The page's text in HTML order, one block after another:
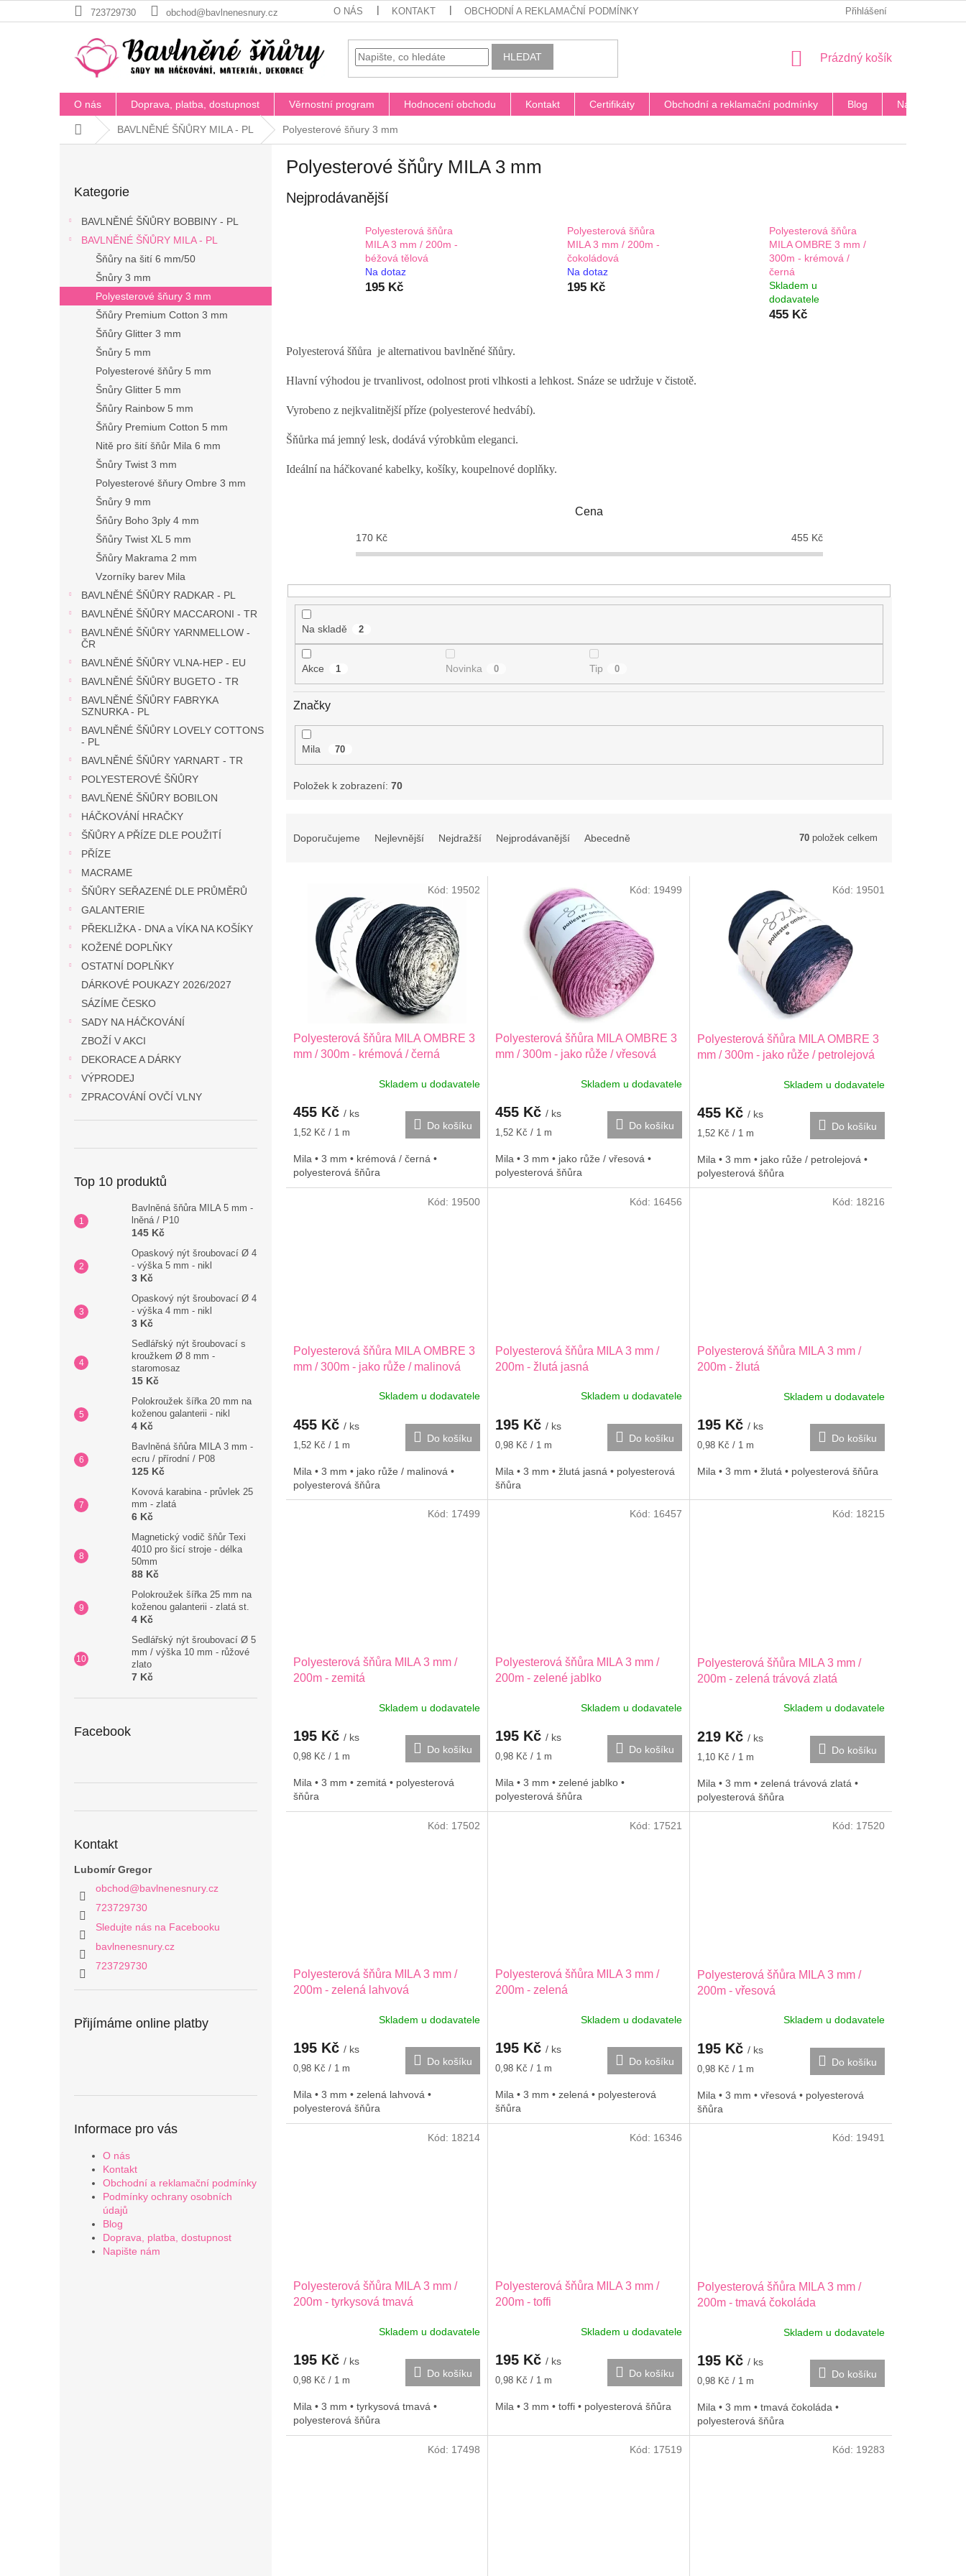
na
723729730 obchod@bavlnenesnury.cz O NÁS KONTAKT OBCHODNÍ A REKLAMAČNÍ PODMÍNKY PODMÍNKY OCHRANY OSOBNÍCH ÚDAJŮ BLOG
Přihlášení
HLEDAT
NÁKUPNÍ
Prázdný košík
O nás Doprava, platba, dostupnost Věrnostní program Hodnocení obchodu Kontakt Certifikáty Obchodní a reklamační podmínky Blog Napište nám
Domů BAVLNĚNÉ ŠŇŮRY MILA - PL Polyesterové šňury 3 mm
a
kategorie
Kategorie
BAVLNĚNÉ ŠŇŮRY BOBBINY - PL
BAVLNĚNÉ ŠŇŮRY MILA - PL
Šňůry na šití 6 mm/50
Šnůry 3 mm
Polyesterové šňury 3 mm
Šňůry Premium Cotton 3 mm
Šňůry Glitter 3 mm
Šnůry 5 mm
Polyesterové šňůry 5 mm
Šnůry Glitter 5 mm
Šňůry Rainbow 5 mm
Šňůry Premium Cotton 5 mm
Nitě pro šití šňůr Mila 6 mm
Šnůry Twist 3 mm
Polyesterové šňury Ombre 3 mm
Šnůry 9 mm
Šňůry Boho 3ply 4 mm
Šňůry Twist XL 5 mm
Šňůry Makrama 2 mm
Vzorníky barev Mila
BAVLNĚNÉ ŠŇŮRY RADKAR - PL
BAVLNĚNÉ ŠŇŮRY MACCARONI - TR
BAVLNĚNÉ ŠŇŮRY YARNMELLOW -
ČR
BAVLNĚNÉ ŠŇŮRY VLNA-HEP - EU
BAVLNĚNÉ ŠŇŮRY BUGETO - TR
BAVLNĚNÉ ŠŇŮRY FABRYKA
SZNURKA - PL
BAVLNĚNÉ ŠŇŮRY LOVELY COTTONS
- PL
BAVLNĚNÉ ŠŇŮRY YARNART - TR
POLYESTEROVÉ ŠŇŮRY
BAVLŇENÉ ŠŇŮRY BOBILON
HÁČKOVÁNÍ HRAČKY
ŠŇŮRY A PŘÍZE DLE POUŽITÍ
PŘÍZE
MACRAME
ŠŇŮRY SEŘAZENÉ DLE PRŮMĚRŮ
GALANTERIE
PŘEKLIŽKA - DNA a VÍKA NA KOŠÍKY
KOŽENÉ DOPLŇKY
OSTATNÍ DOPLŇKY
DÁRKOVÉ POUKAZY 2026/2027
SÁZÍME ČESKO
SADY NA HÁČKOVÁNÍ
ZBOŽÍ V AKCI
DEKORACE A DÁRKY
VÝPRODEJ
ZPRACOVÁNÍ OVČÍ VLNY
Top 10 produktů
Bavlněná šňůra MILA 5 mm -
lněná / P10
145 Kč
Opaskový nýt šroubovací Ø 4
- výška 5 mm - nikl
3 Kč
Opaskový nýt šroubovací Ø 4
- výška 4 mm - nikl
3 Kč
Sedlářský nýt šroubovací s
kroužkem Ø 8 mm -
staromosaz
15 Kč
Polokroužek šířka 20 mm na
koženou galanterii - nikl
4 Kč
Bavlněná šňůra MILA 3 mm -
ecru / přírodní / P08
125 Kč
Kovová karabina - průvlek 25
mm - zlatá
6 Kč
Magnetický vodič šňůr Texi
4010 pro šicí stroje - délka
50mm
88 Kč
Polokroužek šířka 25 mm na
koženou galanterii - zlatá st.
4 Kč
Sedlářský nýt šroubovací Ø 5
mm / výška 10 mm - růžové
zlato
7 Kč
Facebook
Kontakt
Lubomír Gregor
obchod@bavlnenesnury.cz
723729730
Sledujte nás na Facebooku
bavlnenesnury.cz
723729730
Přijímáme online platby
Informace pro vás
O nás
Kontakt
Obchodní a reklamační podmínky
Podmínky ochrany osobních
údajů
Blog
Doprava, platba, dostupnost
Napište nám
Polyesterové šňůry MILA 3 mm
Nejprodávanější
Polyesterová šňůra
MILA 3 mm / 200m -
béžová tělová
Na dotaz
195 Kč
Polyesterová šňůra
MILA 3 mm / 200m -
čokoládová
Na dotaz
195 Kč
Polyesterová šňůra
MILA OMBRE 3 mm /
300m - krémová /
černá
Skladem u
dodavatele
455 Kč
Polyesterová šňůra je alternativou bavlněné šňůry.
Hlavní výhodou je trvanlivost, odolnost proti vlhkosti a lehkost. Snáze se udržuje v čistotě.
Vyrobeno z nejkvalitnější příze (polyesterové hedvábí).
Šňůrka má jemný lesk, dodává výrobkům eleganci.
Ideální na háčkované kabelky, košíky, koupelnové doplňky.
Cena
170Kč 455 Kč
Na skladě 2
Akce 1 Novinka 0 Tip 0
Značky
Mila 70
Položek k zobrazení: 70
Doporučujeme Nejlevnější Nejdražší Nejprodávanější Abecedně 70 položek celkem
Polyesterová šňůra MILA OMBRE 3
mm / 300m - krémová / černá
Skladem u dodavatele
455 Kč / ks
Měrná
1,52 Kč / 1 m
Do košíku
Mila • 3 mm • krémová / černá •
polyesterová šňůra
Kód: 19502
Polyesterová šňůra MILA OMBRE 3
mm / 300m - jako růže / vřesová
Skladem u dodavatele
455 Kč / ks
Měrná
1,52 Kč / 1 m
Do košíku
Mila • 3 mm • jako růže / vřesová •
polyesterová šňůra
Kód: 19499
Polyesterová šňůra MILA OMBRE 3
mm / 300m - jako růže / petrolejová
Skladem u dodavatele
455 Kč / ks
Měrná
1,52 Kč / 1 m
Do košíku
Mila • 3 mm • jako růže / petrolejová •
polyesterová šňůra
Kód: 19501
Polyesterová šňůra MILA OMBRE 3
mm / 300m - jako růže / malinová
Skladem u dodavatele
455 Kč / ks
Měrná
1,52 Kč / 1 m
Do košíku
Mila • 3 mm • jako růže / malinová •
polyesterová šňůra
Kód: 19500
Polyesterová šňůra MILA 3 mm /
200m - žlutá jasná
Skladem u dodavatele
195 Kč / ks
Měrná
0,98 Kč / 1 m
Do košíku
Mila • 3 mm • žlutá jasná • polyesterová
šňůra
Kód: 16456
Polyesterová šňůra MILA 3 mm /
200m - žlutá
Skladem u dodavatele
195 Kč / ks
Měrná
0,98 Kč / 1 m
Do košíku
Mila • 3 mm • žlutá • polyesterová šňůra
Kód: 18216
Polyesterová šňůra MILA 3 mm /
200m - zemitá
Skladem u dodavatele
195 Kč / ks
Měrná
0,98 Kč / 1 m
Do košíku
Mila • 3 mm • zemitá • polyesterová
šňůra
Kód: 17499
Polyesterová šňůra MILA 3 mm /
200m - zelené jablko
Skladem u dodavatele
195 Kč / ks
Měrná
0,98 Kč / 1 m
Do košíku
Mila • 3 mm • zelené jablko •
polyesterová šňůra
Kód: 16457
Polyesterová šňůra MILA 3 mm /
200m - zelená trávová zlatá
Skladem u dodavatele
219 Kč / ks
Měrná
1,10 Kč / 1 m
Do košíku
Mila • 3 mm • zelená trávová zlatá •
polyesterová šňůra
Kód: 18215
Polyesterová šňůra MILA 3 mm /
200m - zelená lahvová
Skladem u dodavatele
195 Kč / ks
Měrná
0,98 Kč / 1 m
Do košíku
Mila • 3 mm • zelená lahvová •
polyesterová šňůra
Kód: 17502
Polyesterová šňůra MILA 3 mm /
200m - zelená
Skladem u dodavatele
195 Kč / ks
Měrná
0,98 Kč / 1 m
Do košíku
Mila • 3 mm • zelená • polyesterová
šňůra
Kód: 17521
Polyesterová šňůra MILA 3 mm /
200m - vřesová
Skladem u dodavatele
195 Kč / ks
Měrná
0,98 Kč / 1 m
Do košíku
Mila • 3 mm • vřesová • polyesterová
šňůra
Kód: 17520
Polyesterová šňůra MILA 3 mm /
200m - tyrkysová tmavá
Skladem u dodavatele
195 Kč / ks
Měrná
0,98 Kč / 1 m
Do košíku
Mila • 3 mm • tyrkysová tmavá •
polyesterová šňůra
Kód: 18214
Polyesterová šňůra MILA 3 mm /
200m - toffi
Skladem u dodavatele
195 Kč / ks
Měrná
0,98 Kč / 1 m
Do košíku
Mila • 3 mm • toffi • polyesterová šňůra
Kód: 16346
Polyesterová šňůra MILA 3 mm /
200m - tmavá čokoláda
Skladem u dodavatele
195 Kč / ks
Měrná
0,98 Kč / 1 m
Do košíku
Mila • 3 mm • tmavá čokoláda •
polyesterová šňůra
Kód: 19491
Kód: 17498 Kód: 17519 Kód: 19283